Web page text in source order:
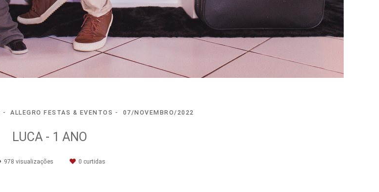
ALLEGRO FESTAS & EVENTOS 07/NOVEMBRO/2022
LUCA - 1 ANO
978 visualizações 0 curtidas